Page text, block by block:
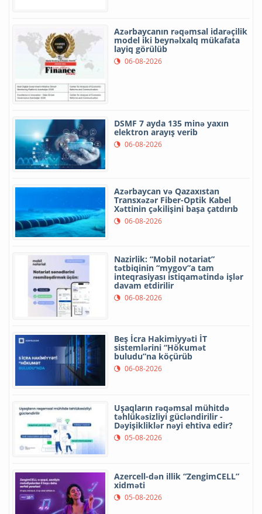
Azərbaycanın rəqəmsal idarəçilik
model iki beynəlxalq mükafata
layiq görülüb
06-08-2026
DSMF 7 ayda 135 minə yaxın
elektron arayış verib
06-08-2026
Azərbaycan və Qazaxıstan
Transxəzər Fiber-Optik Kabel
Xəttinin çəkilişini başa çatdırıb
06-08-2026
Nazirlik: “Mobil notariat”
tətbiqinin “mygov”a tam
inteqrasiyası istiqamətində işlər
davam etdirilir
06-08-2026
Beş İcra Hakimiyyəti İT
sistemlərini “Hökumət
buludu”na köçürüb
06-08-2026
Uşaqların rəqəmsal mühitdə
təhlükəsizliyi gücləndirilir -
Dəyişikliklər nəyi ehtiva edir?
05-08-2026
Azercell-dən illik “ZengimCELL”
xidməti
05-08-2026